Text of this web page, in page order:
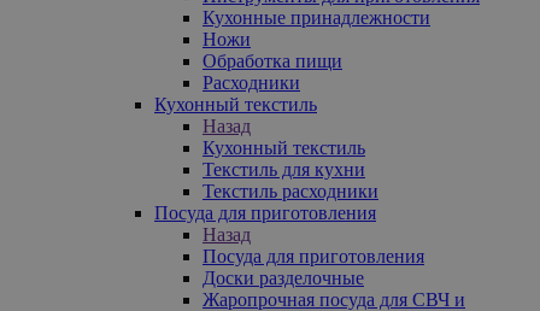
Кухонные принадлежности
Ножи
Обработка пищи
Расходники
Кухонный текстиль
Назад
Кухонный текстиль
Текстиль для кухни
Текстиль расходники
Посуда для приготовления
Назад
Посуда для приготовления
Доски разделочные
Жаропрочная посуда для СВЧ и